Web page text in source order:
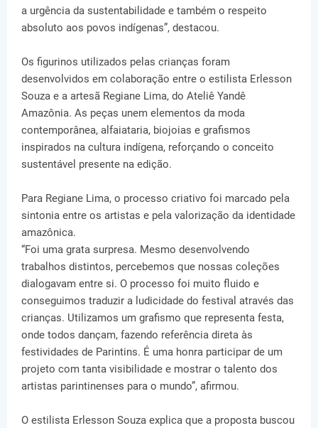
a urgência da sustentabilidade e também o respeito
absoluto aos povos indígenas”, destacou.
Os figurinos utilizados pelas crianças foram
desenvolvidos em colaboração entre o estilista Erlesson
Souza e a artesã Regiane Lima, do Ateliê Yandê
Amazônia. As peças unem elementos da moda
contemporânea, alfaiataria, biojoias e grafismos
inspirados na cultura indígena, reforçando o conceito
sustentável presente na edição.
Para Regiane Lima, o processo criativo foi marcado pela
sintonia entre os artistas e pela valorização da identidade
amazônica.
“Foi uma grata surpresa. Mesmo desenvolvendo
trabalhos distintos, percebemos que nossas coleções
dialogavam entre si. O processo foi muito fluido e
conseguimos traduzir a ludicidade do festival através das
crianças. Utilizamos um grafismo que representa festa,
onde todos dançam, fazendo referência direta às
festividades de Parintins. É uma honra participar de um
projeto com tanta visibilidade e mostrar o talento dos
artistas parintinenses para o mundo”, afirmou.
O estilista Erlesson Souza explica que a proposta buscou